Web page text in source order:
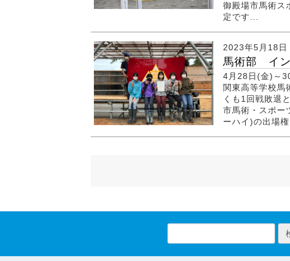
御殿場市馬術ス
定です...
2023年5月18日
馬術部 イン
4月28日(金)～
関東高等学校馬
くも1回戦敗退
市馬術・スポー
ーハイ)の出場